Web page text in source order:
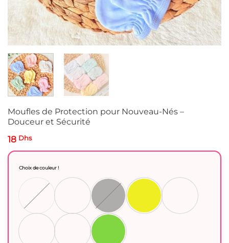
Moufles de Protection pour Nouveau-Nés –
Douceur et Sécurité
18 Dhs
Choix de couleur !